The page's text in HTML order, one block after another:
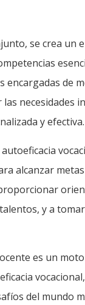
se crea un
de
necesidades
y efectiva.
alcanzar
y a
es un
del mundo